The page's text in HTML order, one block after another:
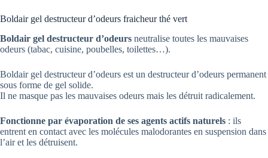
Boldair gel destructeur d’odeurs fraicheur thé vert
Boldair gel destructeur d’odeurs neutralise toutes les mauvaises
odeurs (tabac, cuisine, poubelles, toilettes…).
Boldair gel destructeur d’odeurs est un destructeur d’odeurs permanent
sous forme de gel solide.
Il ne masque pas les mauvaises odeurs mais les détruit radicalement.
Fonctionne par évaporation de ses agents actifs naturels : ils
entrent en contact avec les molécules malodorantes en suspension dans
l’air et les détruisent.